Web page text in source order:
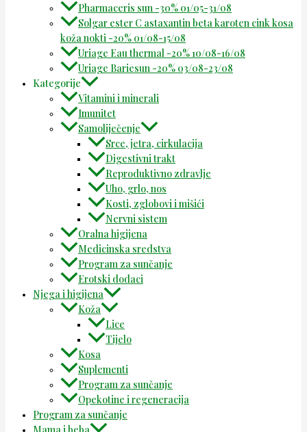
Pharmaceris sun -30% 01/05-31/08
Solgar ester C astaxantin beta karoten cink kosa
koža nokti -20% 01/08-15/08
Uriage Eau thermal -20% 10/08-16/08
Uriage Bariesun -20% 03/08-23/08
Kategorije
Vitamini i minerali
Imunitet
Samoliječenje
Srce, jetra, cirkulacija
Digestivni trakt
Reproduktivno zdravlje
Uho, grlo, nos
Kosti, zglobovi i mišići
Nervni sistem
Oralna higijena
Medicinska sredstva
Program za sunčanje
Erotski dodaci
Njega i higijena
Koža
Lice
Tijelo
Kosa
Suplementi
Program za sunčanje
Opekotine i regeneracija
Program za sunčanje